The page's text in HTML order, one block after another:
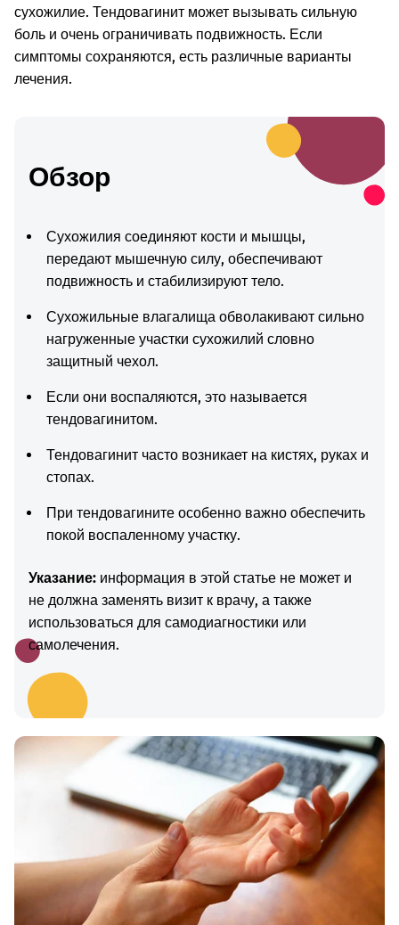
сухожилие. Тендовагинит может вызывать сильную
боль и очень ограничивать подвижность. Если
симптомы сохраняются, есть различные варианты
лечения.
Обзор
Сухожилия соединяют кости и мышцы,
передают мышечную силу, обеспечивают
подвижность и стабилизируют тело.
Сухожильные влагалища обволакивают сильно
нагруженные участки сухожилий словно
защитный чехол.
Если они воспаляются, это называется
тендовагинитом.
Тендовагинит часто возникает на кистях, руках и
стопах.
При тендовагините особенно важно обеспечить
покой воспаленному участку.
Указание: информация в этой статье не может и
не должна заменять визит к врачу, а также
использоваться для самодиагностики или
самолечения.